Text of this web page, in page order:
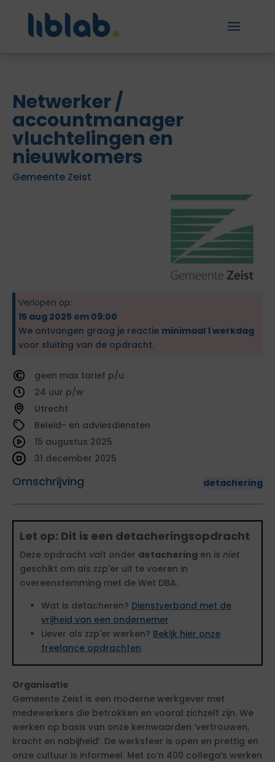
Netwerker /
accountmanager
vluchtelingen en
nieuwkomers
Gemeente Zeist
Verlopen op:
15 aug 2025 om 09:00
We ontvangen graag je reactie minimaal 1 werkdag
voor sluiting van de opdracht.
geen
tarief
24
Utrecht
Beleid- en adviesdiensten
Omschrijving detachering
15 augustus 2025
31 december 2025
Let op: Dit is een detacheringsopdracht
Deze opdracht valt onder detachering en is niet
geschikt om als zzp'er uit te voeren in
overeenstemming met de Wet DBA.
Wat is detacheren? Dienstverband met de
vrijheid van een ondernemer
Liever als zzp'er werken? Bekijk hier onze
freelance opdrachten
Organisatie
Gemeente Zeist is een moderne werkgever met
medewerkers die betrokken en vooral zichzelf zijn. We
werken op basis van onze kernwaarden ‘vertrouwen,
kracht en nabijheid’. De werksfeer is open en prettig en
onze cultuur is informeel. Met zo’n 400 collega’s werken